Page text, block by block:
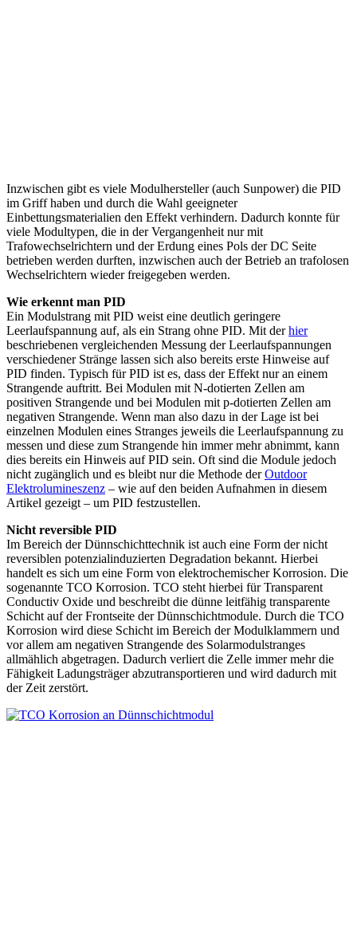
Inzwischen gibt es viele Modulhersteller (auch Sunpower) die PID
im Griff haben und durch die Wahl geeigneter
Einbettungsmaterialien den Effekt verhindern. Dadurch konnte für
viele Modultypen, die in der Vergangenheit nur mit
Trafowechselrichtern und der Erdung eines Pols der DC Seite
betrieben werden durften, inzwischen auch der Betrieb an trafolosen
Wechselrichtern wieder freigegeben werden.
Wie erkennt man PID
Ein Modulstrang mit PID weist eine deutlich geringere
Leerlaufspannung auf, als ein Strang ohne PID. Mit derhier
beschriebenen vergleichenden Messung der Leerlaufspannungen
verschiedener Stränge lassen sich also bereits erste Hinweise auf
PID finden. Typisch für PID ist es, dass der Effekt nur an einem
Strangende auftritt. Bei Modulen mit N-dotierten Zellen am
positiven Strangende und bei Modulen mit p-dotierten Zellen am
negativen Strangende. Wenn man also dazu in der Lage ist bei
einzelnen Modulen eines Stranges jeweils die Leerlaufspannung zu
messen und diese zum Strangende hin immer mehr abnimmt, kann
dies bereits ein Hinweis auf PID sein. Oft sind die Module jedoch
nicht zugänglich und es bleibt nur die Methode derOutdoor
Elektrolumineszenz – wie auf den beiden Aufnahmen in diesem
Artikel gezeigt – um PID festzustellen.
Nicht reversible PID
Im Bereich der Dünnschichttechnik ist auch eine Form der nicht
reversiblen potenzialinduzierten Degradation bekannt. Hierbei
handelt es sich um eine Form von elektrochemischer Korrosion. Die
sogenannte TCO Korrosion. TCO steht hierbei für Transparent
Conductiv Oxide und beschreibt die dünne leitfähig transparente
Schicht auf der Frontseite der Dünnschichtmodule. Durch die TCO
Korrosion wird diese Schicht im Bereich der Modulklammern und
vor allem am negativen Strangende des Solarmodulstranges
allmählich abgetragen. Dadurch verliert die Zelle immer mehr die
Fähigkeit Ladungsträger abzutransportieren und wird dadurch mit
der Zeit zerstört.